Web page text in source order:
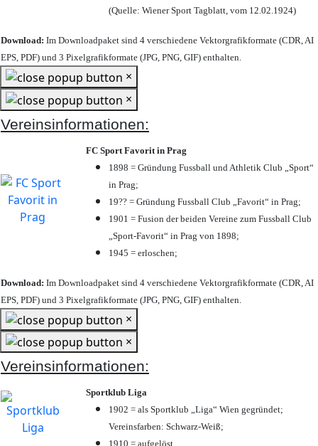
(Quelle: Wiener Sport Tagblatt, vom 12.02.1924)
Download: Im Downloadpaket sind 4 verschiedene Vektorgrafikformate (CDR, AI
EPS, PDF) und 3 Pixelgrafikformate (JPG, PNG, GIF) enthalten.
×
×
Vereinsinformationen:
FC Sport Favorit in Prag
1898 = Gründung Fussball und Athletik Club „Sport“
in Prag;
19?? = Gründung Fussball Club „Favorit“ in Prag;
1901 = Fusion der beiden Vereine zum Fussball Club
„Sport-Favorit“ in Prag von 1898;
1945 = erloschen;
Download: Im Downloadpaket sind 4 verschiedene Vektorgrafikformate (CDR, AI
EPS, PDF) und 3 Pixelgrafikformate (JPG, PNG, GIF) enthalten.
×
×
Vereinsinformationen:
Sportklub Liga
1902 = als Sportklub „Liga“ Wien gegründet;
Vereinsfarben: Schwarz-Weiß;
1910 = aufgelöst